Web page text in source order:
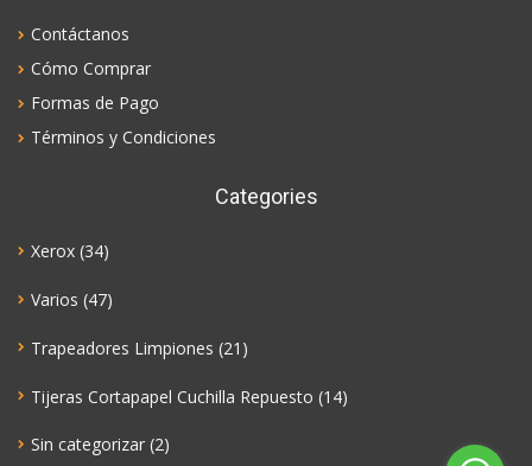
Contáctanos
Cómo Comprar
Formas de Pago
Términos y Condiciones
Categories
Xerox (34)
Varios (47)
Trapeadores Limpiones (21)
Tijeras Cortapapel Cuchilla Repuesto (14)
Sin categorizar (2)